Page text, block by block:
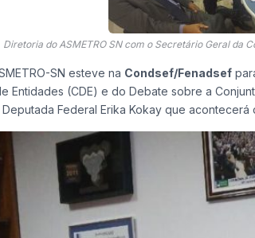
Diretoria do ASMETRO SN com o Secretário Geral da
SN esteve na Condsef/Fenadsef
Entidades (CDE) e do Debate sobre a
Federal Erika Kokay que acontecerá